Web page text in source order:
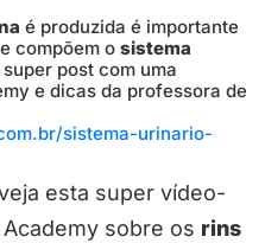
é produzida é importante
compõem o sistema
post com uma
e dicas da professora de
sistema-urinario-
esta super vídeo-
sobre os rins